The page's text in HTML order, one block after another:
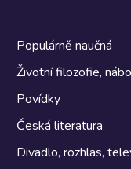
Populárně naučná
Životní filozofie,
Povídky
Česká literatura
Divadlo, rozhlas,